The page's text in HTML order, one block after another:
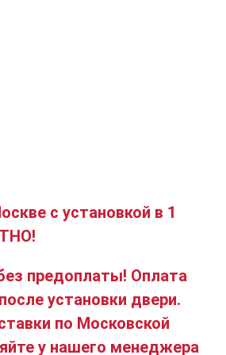
с установкой в 1
предоплаты! Оплата
установки двери.
по Московской
у нашего менеджера